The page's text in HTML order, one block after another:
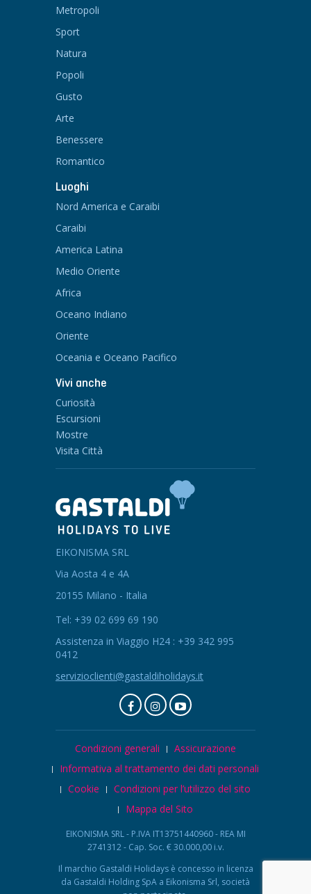
Metropoli
Sport
Natura
Popoli
Gusto
Arte
Benessere
Romantico
Luoghi
Nord America e Caraibi
Caraibi
America Latina
Medio Oriente
Africa
Oceano Indiano
Oriente
Oceania e Oceano Pacifico
Vivi anche
Curiosità
Escursioni
Mostre
Visita Città
EIKONISMA SRL
Via Aosta 4 e 4A
20155 Milano - Italia
Tel: +39 02 699 69 190
Assistenza in Viaggio H24 : +39 342 995
0412
servizioclienti@gastaldiholidays.it
Condizioni generali
Assicurazione
Informativa al trattamento dei dati personali
Cookie
Condizioni per l’utilizzo del sito
Mappa del Sito
EIKONISMA SRL - P.IVA IT13751440960 - REA MI
2741312 - Cap. Soc. € 30.000,00 i.v.
Il marchio Gastaldi Holidays è concesso in licenza
da Gastaldi Holding SpA a Eikonisma Srl, società